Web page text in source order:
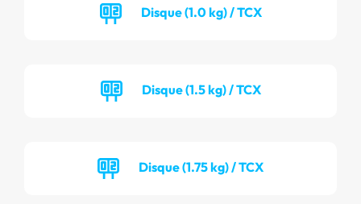
Disque (1.0 kg) / TCX
Disque (1.5 kg) / TCX
Disque (1.75 kg) / TCX